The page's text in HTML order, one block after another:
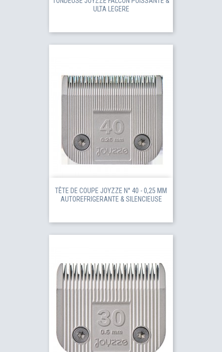
ULTA LEGERE
TÊTE DE COUPE JOYZZE N° 40 - 0,25 MM
AUTOREFRIGERANTE & SILENCIEUSE